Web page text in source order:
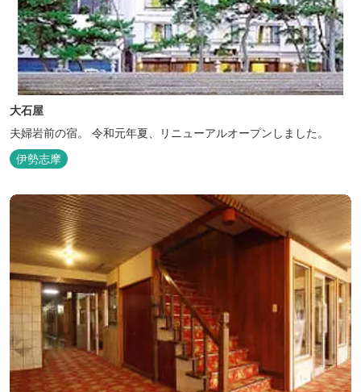
大石屋
夫婦岩前の宿。 令和元年夏、リニューアルオープンしました。
伊勢志摩